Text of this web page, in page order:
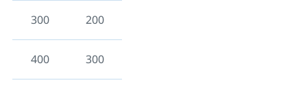
300 200
400 300